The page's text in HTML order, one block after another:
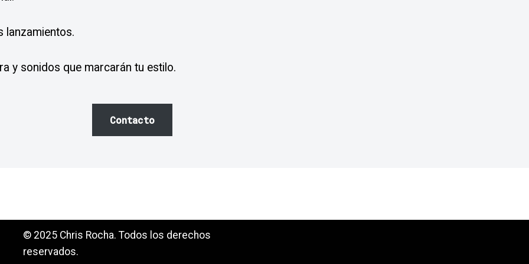
lanzamientos.
y sonidos que marcarán tu estilo.
Contacto
© 2025 Chris Rocha. Todos los derechos
reservados.